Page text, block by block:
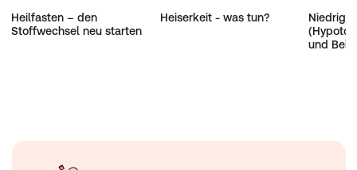
Heilfasten – den
Stoffwechsel neu starten
Heiserkeit - was tun?
und